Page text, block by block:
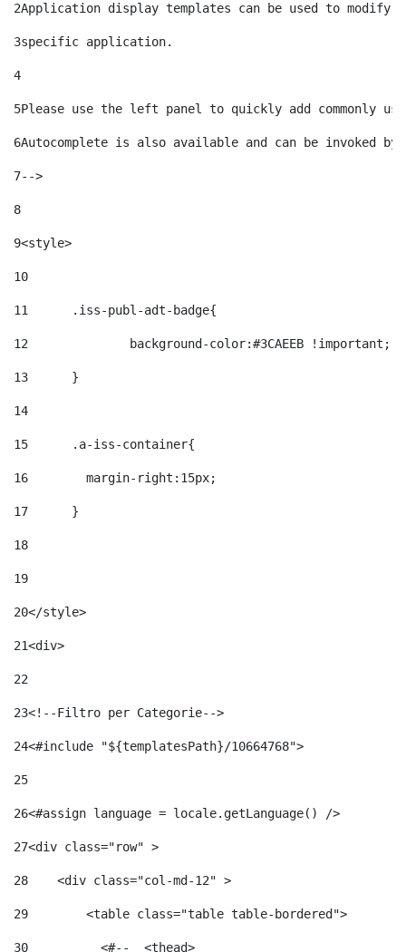
2Application display templates can be used to
3specific application.
4
5Please use the left panel to quickly add commonly
6Autocomplete is also available and can be invoked
7-->
8
9<style>
10
11
	.iss-publ-adt-badge{
12
		background-color:#3CAEEB !important;
13
	}
14
15
	.a-iss-container{
16
	  margin-right:15px;
17
	}
18
19
20</style>
21<div>
22
23<!--Filtro per Categorie-->
24
25
26<#assign language = locale.getLanguage() />
27<div class="row" >
28
    <div class="col-md-12" >
29
        <table class="table table-bordered">
30
          <#--  <thead>